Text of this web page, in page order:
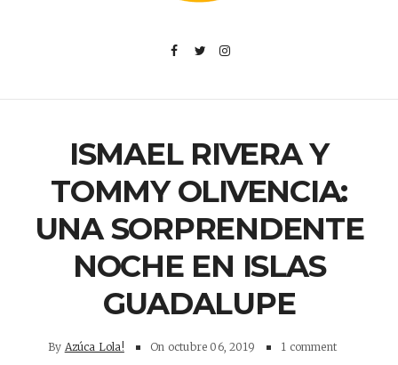
ISMAEL RIVERA Y
TOMMY OLIVENCIA:
UNA SORPRENDENTE
NOCHE EN ISLAS
GUADALUPE
By Azúca Lola! On octubre 06, 2019 1 comment